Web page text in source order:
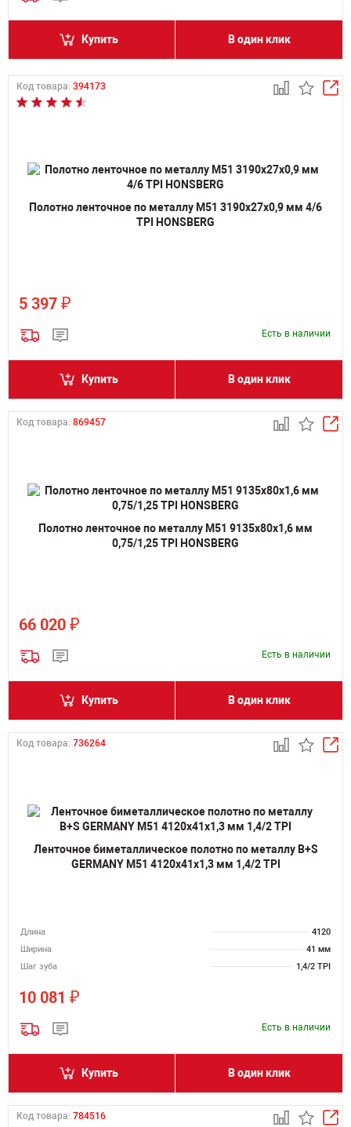
Купить В один клик
Код товара: 394173
Полотно ленточное по металлу M51 3190х27х0,9 мм 4/6
TPI HONSBERG
5 397 ₽
Есть в наличии
Купить В один клик
Код товара: 869457
Полотно ленточное по металлу M51 9135х80х1,6 мм
0,75/1,25 TPI HONSBERG
66 020 ₽
Есть в наличии
Купить В один клик
Код товара: 736264
Ленточное биметаллическое полотно по металлу B+S
GERMANY M51 4120х41х1,3 мм 1,4/2 TPI
Длина
4120
Ширина
41 мм
Шаг зуба
1,4/2 TPI
10 081 ₽
Есть в наличии
Купить В один клик
Код товара: 784516